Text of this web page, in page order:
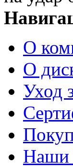
О
О
Уход
Наши